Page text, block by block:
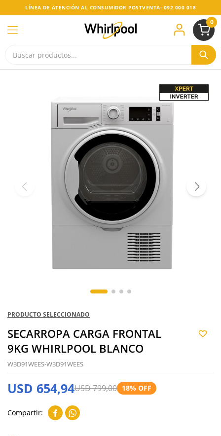
0
LÍNEA DE ATENCIÓN AL CONSUMIDOR POSTVENTA: 092 000 018

PRODUCTO SELECCIONADO
SECARROPA CARGA FRONTAL
9KG WHIRLPOOL BLANCO
W3D91WEES-W3D91WEES
USD 654,94USD799,00 18
 